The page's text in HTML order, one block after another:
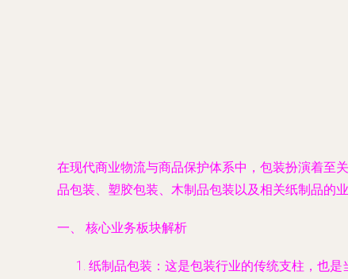
在现代商业物流与商品保护体系中，包装扮演着至
品包装、塑胶包装、木制品包装以及相关纸制品的
一、 核心业务板块解析
纸制品包装 ：这是包装行业的传统支柱，也